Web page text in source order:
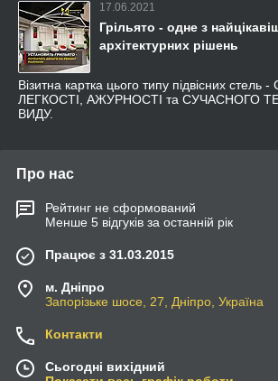
17.06.2021
Грільято - одне з
архітектурних рішень
Візитна картка цього типу підвісних стель
ЛЕГКОСТІ, АЖУРНОСТІ та СУЧАСНОГО
ВИДУ.
Про нас
Рейтинг не сформований
Менше 5 відгуків за останній рік
Працює з 31.03.2015
м. Дніпро
Запорізьке шосе, 27, Дніпро, Україна
Контакти
Сьогодні вихідний